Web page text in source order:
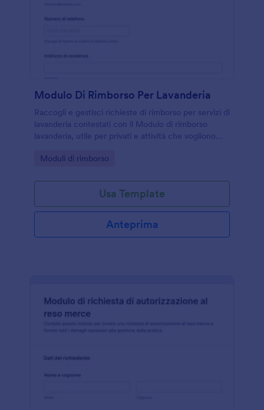
Modulo Di Rimborso Per Lavanderia
Raccogli e gestisci richieste di rimborso per servizi di
lavanderia contestati con il Modulo di rimborso
lavanderia, utile per privati e attività che vogliono
in Jotform.
Go to Category:
Moduli di rimborso
Usa Template
Anteprima